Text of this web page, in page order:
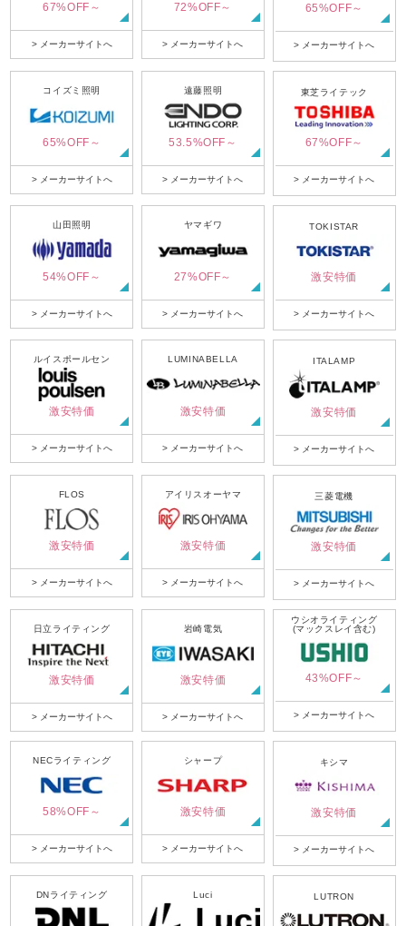
67%OFF～
> メーカーサイトへ
72%OFF～
> メーカーサイトへ
65%OFF～
> メーカーサイトへ
コイズミ照明
65%OFF～
> メーカーサイトへ
遠藤照明
53.5%OFF～
> メーカーサイトへ
東芝ライテック
67%OFF～
> メーカーサイトへ
山田照明
54%OFF～
> メーカーサイトへ
ヤマギワ
27%OFF～
> メーカーサイトへ
TOKISTAR
激安特価
> メーカーサイトへ
ルイスポールセン
激安特価
> メーカーサイトへ
LUMINABELLA
激安特価
> メーカーサイトへ
ITALAMP
激安特価
> メーカーサイトへ
FLOS
激安特価
> メーカーサイトへ
アイリスオーヤマ
激安特価
> メーカーサイトへ
三菱電機
激安特価
> メーカーサイトへ
日立ライティング
激安特価
> メーカーサイトへ
岩崎電気
激安特価
> メーカーサイトへ
ウシオライティング
(マックスレイ含む)
43%OFF～
> メーカーサイトへ
NECライティング
58%OFF～
> メーカーサイトへ
シャープ
激安特価
> メーカーサイトへ
キシマ
激安特価
> メーカーサイトへ
DNライティング Luci LUTRON